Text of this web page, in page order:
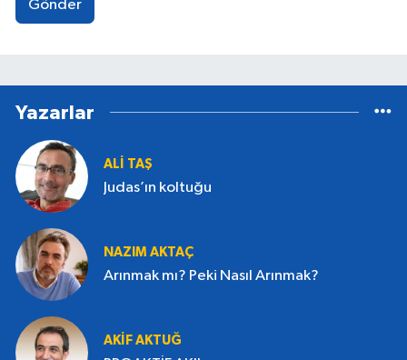
Gönder
Yazarlar
ALI TAŞ
Judas’ın koltuğu
NAZIM AKTAÇ
Arınmak mı? Peki Nasıl Arınmak?
AKIF AKTUĞ